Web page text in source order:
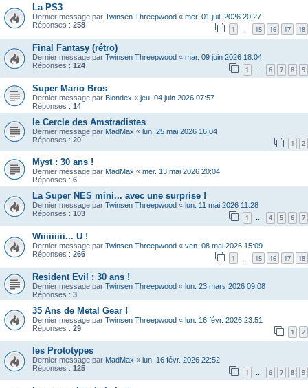
La PS3
Dernier message par Twinsen Threepwood « mer. 01 juil. 2026 20:27
Réponses : 258 1 … 15 16 17 18
Final Fantasy (rétro)
Dernier message par Twinsen Threepwood « mar. 09 juin 2026 18:04
Réponses : 124 1 … 6 7 8 9
Super Mario Bros
Dernier message par Blondex « jeu. 04 juin 2026 07:57
Réponses : 14
le Cercle des Amstradistes
Dernier message par MadMax « lun. 25 mai 2026 16:04
Réponses : 20 1 2
Myst : 30 ans !
Dernier message par MadMax « mer. 13 mai 2026 20:04
Réponses : 6
La Super NES mini... avec une surprise !
Dernier message par Twinsen Threepwood « lun. 11 mai 2026 11:28
Réponses : 103 1 … 4 5 6 7
Wiiiiiiiii... U !
Dernier message par Twinsen Threepwood « ven. 08 mai 2026 15:09
Réponses : 266 1 … 15 16 17 18
Resident Evil : 30 ans !
Dernier message par Twinsen Threepwood « lun. 23 mars 2026 09:08
Réponses : 3
35 Ans de Metal Gear !
Dernier message par Twinsen Threepwood « lun. 16 févr. 2026 23:51
Réponses : 29 1 2
les Prototypes
Dernier message par MadMax « lun. 16 févr. 2026 22:52
Réponses : 125 1 … 6 7 8 9